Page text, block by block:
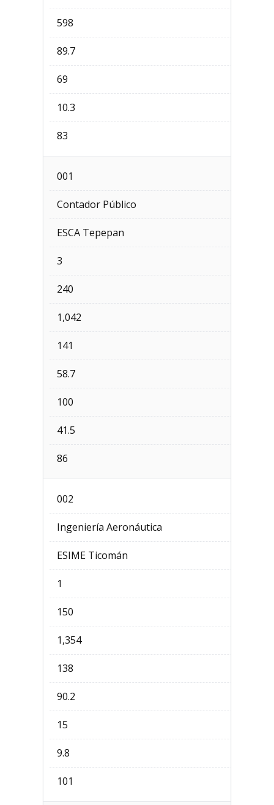
598
89.7
69
10.3
83
001
Contador Público
ESCA Tepepan
3
240
1,042
141
58.7
100
41.5
86
002
Ingeniería Aeronáutica
ESIME Ticomán
1
150
1,354
138
90.2
15
9.8
101